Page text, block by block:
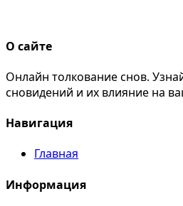
О сайте
Онлайн толкование снов.
сновидений и их влияние на
Навигация
Главная
Информация